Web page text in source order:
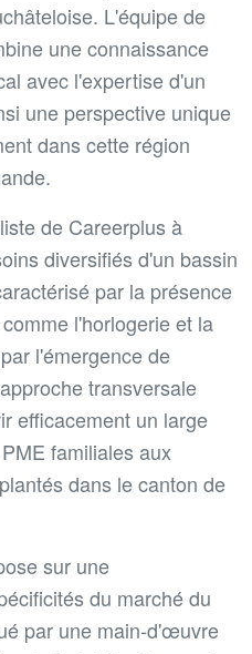
L'équipe de
une connaissance
avec l'expertise d'un
une perspective unique
dans cette région
de Careerplus à
diversifiés d'un bassin
par la présence
l'horlogerie et la
l'émergence de
transversale
efficacement un large
familiales aux
dans le canton de
sur une
du marché du
par une main-d'œuvre